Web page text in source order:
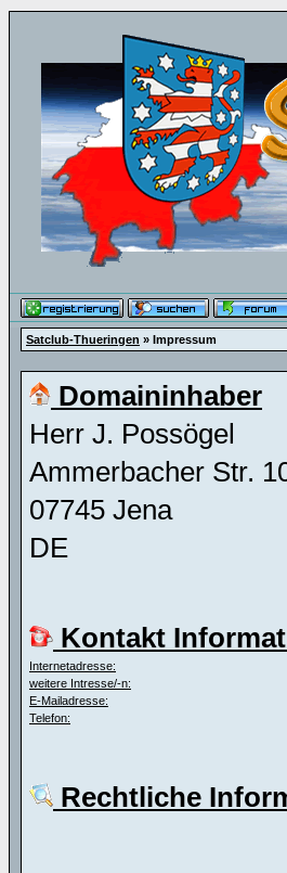
Satclub-Thueringen » Impressum
Domaininhaber
Herr J. Possögel
Ammerbacher Str.
07745 Jena
DE
Kontakt
Internetadresse:
weitere Intresse/-n:
E-Mailadresse:
Telefon:
Rechtliche